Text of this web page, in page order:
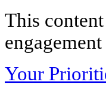
This
Your